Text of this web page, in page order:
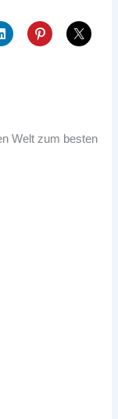
Welt zum besten